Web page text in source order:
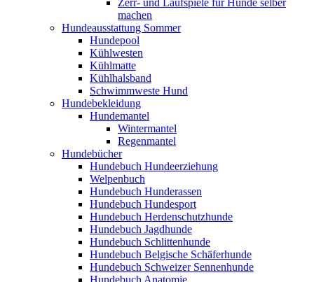
Zerr- und Laufspiele für Hunde selber
machen
Hundeausstattung Sommer
Hundepool
Kühlwesten
Kühlmatte
Kühlhalsband
Schwimmweste Hund
Hundebekleidung
Hundemantel
Wintermantel
Regenmantel
Hundebücher
Hundebuch Hundeerziehung
Welpenbuch
Hundebuch Hunderassen
Hundebuch Hundesport
Hundebuch Herdenschutzhunde
Hundebuch Jagdhunde
Hundebuch Schlittenhunde
Hundebuch Belgische Schäferhunde
Hundebuch Schweizer Sennenhunde
Hundebuch Anatomie